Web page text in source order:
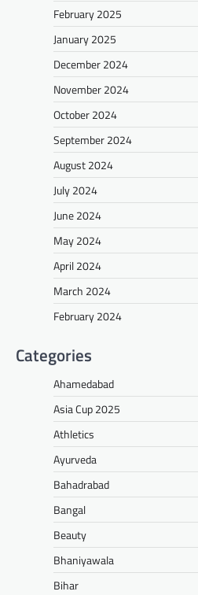
February 2025
January 2025
December 2024
November 2024
October 2024
September 2024
August 2024
July 2024
June 2024
May 2024
April 2024
March 2024
February 2024
Categories
Ahamedabad
Asia Cup 2025
Athletics
Ayurveda
Bahadrabad
Bangal
Beauty
Bhaniyawala
Bihar